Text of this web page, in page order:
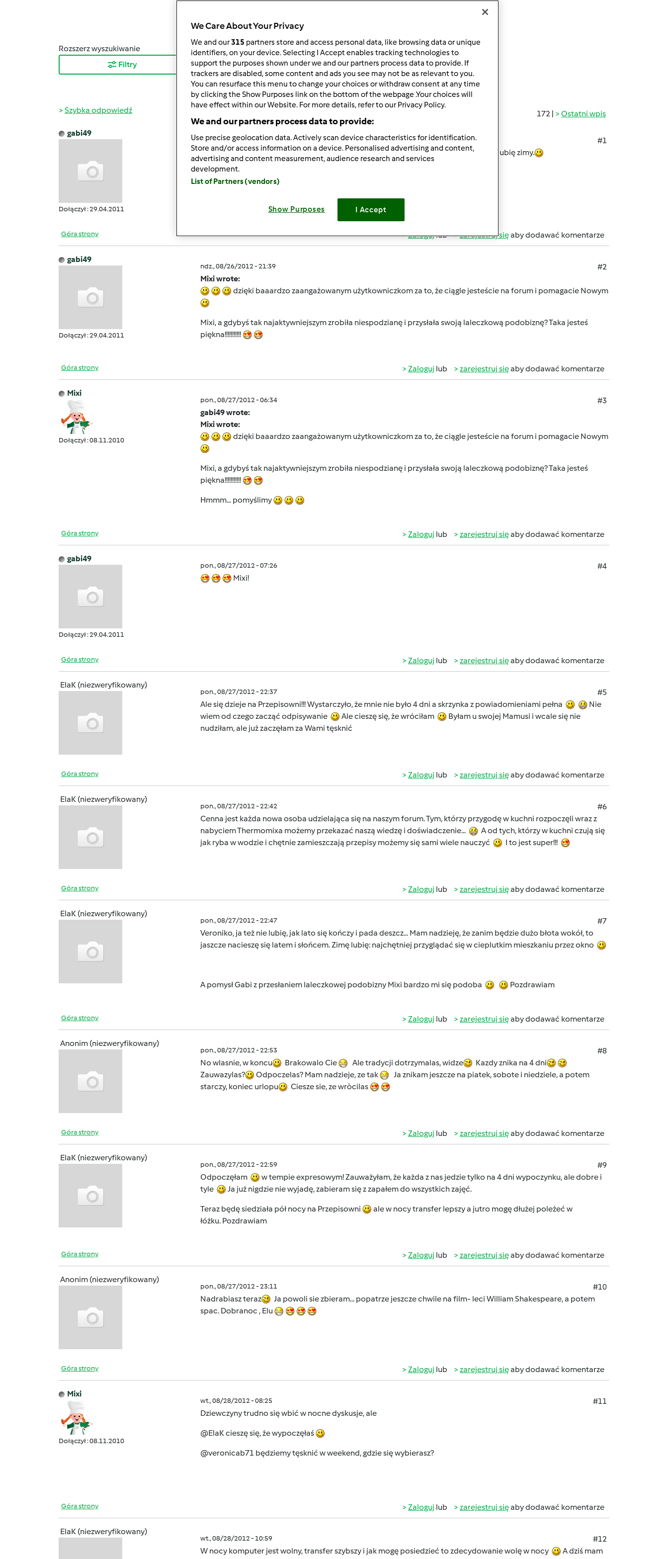
Rozszerz wyszukiwanie
Filtry
Sortuj po:
Najnowsze wyniki
Wyników na stronę:
10
172 | Ostatni wpis
Szybka odpowiedź
gabi49
Dołączył : 29.04.2011
ndz., 08/26/2012 - 21:36
#1
Zanim będzie ta szara jesień, to jeszcze babie lato! Najgorsza zima i śliskie drogi. Nie lubię zimy.
Góra strony Zalogujlub zarejestruj sięaby dodawać komentarze
gabi49
Dołączył : 29.04.2011
ndz., 08/26/2012 - 21:39
#2
Mixi wrote:
dzięki baaardzo zaangażowanym użytkowniczkom za to, że ciągle jesteście na forum i pomagacie Nowym
Mixi, a gdybyś tak najaktywniejszym zrobiła niespodzianę i przysłała swoją laleczkową podobiznę? Taka jesteś
piękna!!!!!!!!!!!
Góra strony Zaloguj lub zarejestruj sięaby dodawać komentarze
Mixi
Dołączył : 08.11.2010
pon., 08/27/2012 - 06:34
#3
gabi49 wrote:
Mixi wrote:
dzięki baaardzo zaangażowanym użytkowniczkom za to, że ciągle jesteście na forum i pomagacie Nowym
Mixi, a gdybyś tak najaktywniejszym zrobiła niespodzianę i przysłała swoją laleczkową podobiznę? Taka jesteś
piękna!!!!!!!!!!!
Hmmm... pomyślimy
Góra strony Zaloguj lub zarejestruj sięaby dodawać komentarze
gabi49
Dołączył : 29.04.2011
pon., 08/27/2012 - 07:26
#4
Mixi!
Góra strony Zaloguj lub zarejestruj sięaby dodawać komentarze
ElaK (niezweryfikowany)
pon., 08/27/2012 - 22:37
#5
Ale się dzieje na Przepisowni!!! Wystarczyło, że mnie nie było 4 dni a skrzynka z powiadomieniami pełna
Nie
wiem od czego zacząć odpisywanie
Ale cieszę się, że wróciłam
Byłam u swojej Mamusi i wcale się nie
nudziłam, ale już zaczęłam za Wami tęsknić
Góra strony Zaloguj lub zarejestruj sięaby dodawać komentarze
ElaK (niezweryfikowany)
pon., 08/27/2012 - 22:42
#6
Cenna jest każda nowa osoba udzielająca się na naszym forum. Tym, którzy przygodę w kuchni rozpoczęli wraz z
nabyciem Thermomixa możemy przekazać naszą wiedzę i doświadczenie...
A od tych, którzy w kuchni czują się
jak ryba w wodzie i chętnie zamieszczają przepisy możemy się sami wiele nauczyć
I to jest super!!!
Góra strony Zaloguj lub zarejestruj sięaby dodawać komentarze
ElaK (niezweryfikowany)
pon., 08/27/2012 - 22:47
#7
Veroniko, ja też nie lubię, jak lato się kończy i pada deszcz... Mam nadzieję, że zanim będzie dużo błota wokół, to
jaszcze nacieszę się latem i słońcem. Zimę lubię: najchętniej przyglądać się w cieplutkim mieszkaniu przez okno
A pomysł Gabi z przesłaniem laleczkowej podobizny Mixi bardzo mi się podoba Pozdrawiam
Góra strony Zaloguj lub zarejestruj sięaby dodawać komentarze
Anonim (niezweryfikowany)
pon., 08/27/2012 - 22:53
#8
No wlasnie, w koncu
Brakowalo Cie Ale tradycji dotrzymalas, widze
Kazdy znika na 4 dni
Zauwazylas?
Odpoczelas? Mam nadzieje, ze tak
Ja znikam jeszcze na piatek, sobote i niedziele, a potem
starczy, koniec urlopu
Ciesze sie, ze wròcilas
Góra strony Zaloguj lub zarejestruj sięaby dodawać komentarze
ElaK (niezweryfikowany)
pon., 08/27/2012 - 22:59
#9
Odpoczęłam
w tempie expresowym! Zauważyłam, że każda z nas jedzie tylko na 4 dni wypoczynku, ale dobre i
tyle
Ja już nigdzie nie wyjadę, zabieram się z zapałem do wszystkich zajęć.
Teraz będę siedziała pół nocy na Przepisowni
ale w nocy transfer lepszy a jutro mogę dłużej poleżeć w
łóżku. Pozdrawiam
Góra strony Zaloguj lub zarejestruj sięaby dodawać komentarze
Anonim (niezweryfikowany)
pon., 08/27/2012 - 23:11
#10
Nadrabiasz teraz
Ja powoli sie zbieram... popatrze jeszcze chwile na film- leci William Shakespeare, a potem
spac. Dobranoc , Elu
Góra strony Zaloguj lub zarejestruj sięaby dodawać komentarze
Mixi
Dołączył : 08.11.2010
wt., 08/28/2012 - 08:25
#11
Dziewczyny trudno się wbić w nocne dyskusje, ale
@ElaK cieszę się, że wypoczęłaś
@veronicab71 będziemy tęsknić w weekend, gdzie się wybierasz?
Góra strony Zaloguj lub zarejestruj sięaby dodawać komentarze
ElaK (niezweryfikowany)
wt., 08/28/2012 - 10:59
#12
W nocy komputer jest wolny, transfer szybszy i jak mogę posiedzieć to zdecydowanie wolę w nocy
A dziś mam
We Care About Your Privacy
We and our315 partners store and access personal data, like browsing data or unique
identifiers, on your device. Selecting I Accept enables tracking technologies to
support the purposes shown under we and our partners process data to provide. If
trackers are disabled, some content and ads you see may not be as relevant to you.
You can resurface this menu to change your choices or withdraw consent at any time
by clicking the Show Purposes link on the bottom of the webpage .Your choices will
have effect within our Website. For more details, refer to our Privacy Policy.
We and our partners process data to provide:
Use precise geolocation data. Actively scan device characteristics for identification.
Store and/or access information on a device. Personalised advertising and content,
advertising and content measurement, audience research and services
development.
List of Partners (vendors)
Show Purposes I Accept